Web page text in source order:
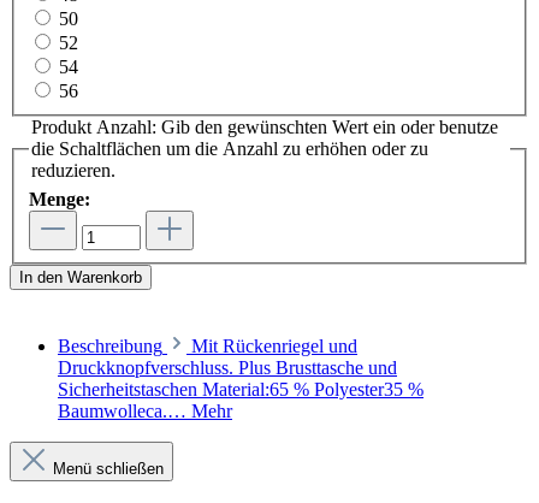
50
52
54
56
Menge:
Produkt Anzahl: Gib den gewünschten Wert ein oder benutze
die Schaltflächen um die Anzahl zu erhöhen oder zu
reduzieren.
In den Warenkorb
Beschreibung
Mit Rückenriegel und
Druckknopfverschluss. Plus Brusttasche und
Sicherheitstaschen Material:65 % Polyester35 %
Baumwolleca.… Mehr
Menü schließen